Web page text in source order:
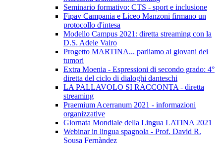
Seminario formativo: CTS - sport e inclusione
Fipav Campania e Liceo Manzoni firmano un
protocollo d'intesa
Modello Campus 2021: diretta streaming con la
D.S. Adele Vairo
Progetto MARTINA... parliamo ai giovani dei
tumori
Extra Moenia - Espressioni di secondo grado: 4°
diretta del ciclo di dialoghi danteschi
LA PALLAVOLO SI RACCONTA - diretta
streaming
Praemium Acerranum 2021 - informazioni
organizzative
Giornata Mondiale della Lingua LATINA 2021
Webinar in lingua spagnola - Prof. David R.
Sousa Fernàndez